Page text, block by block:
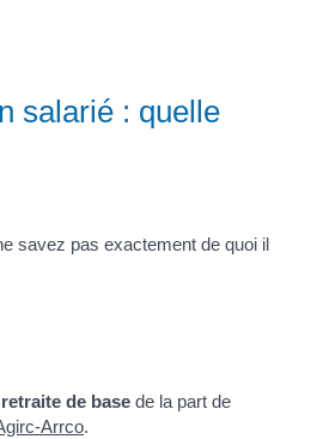
salarié : quelle
savez pas exactement de quoi il
retraite de base de la part de
Arrco.